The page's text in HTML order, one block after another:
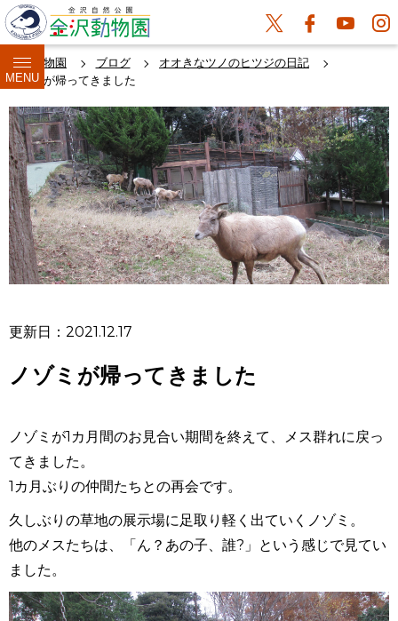
MENU
金沢動物園 ブログ
オオきなツノのヒツジの日記
ノゾミが帰ってきました
更新日：2021.12.17
ノゾミが帰ってきました
ノゾミが1カ月間のお見合い期間を終えて、メス群れに戻っ
てきました。
1カ月ぶりの仲間たちとの再会です。
久しぶりの草地の展示場に足取り軽く出ていくノゾミ。
他のメスたちは、「ん？あの子、誰?」という感じで見てい
ました。